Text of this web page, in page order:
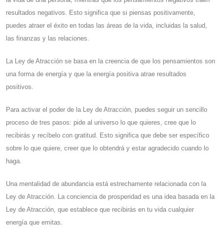
resultados negativos. Esto significa que si piensas positivamente,
puedes atraer el éxito en todas las áreas de la vida, incluidas la salud,
las finanzas y las relaciones.
La Ley de Atracción se basa en la creencia de que los pensamientos son
una forma de energía y que la energía positiva atrae resultados
positivos.
Para activar el poder de la Ley de Atracción, puedes seguir un sencillo
proceso de tres pasos: pide al universo lo que quieres, cree que lo
recibirás y recíbelo con gratitud. Esto significa que debe ser específico
sobre lo que quiere, creer que lo obtendrá y estar agradecido cuando lo
haga.
Una mentalidad de abundancia está estrechamente relacionada con la
Ley de Atracción. La conciencia de prosperidad es una idea basada en la
Ley de Atracción, que establece que recibirás en tu vida cualquier
energía que emitas.